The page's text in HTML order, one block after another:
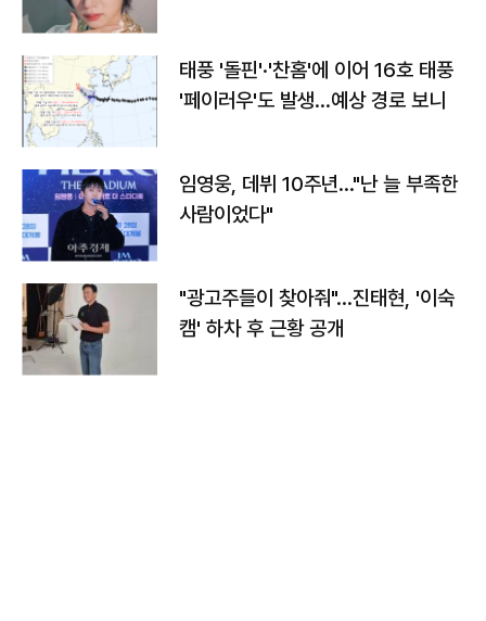
태풍 '돌핀'·'찬홈'에 이어 16호 태풍
'페이러우'도 발생…예상 경로 보니
임영웅, 데뷔 10주년…"난 늘 부족한
사람이었다"
"광고주들이 찾아줘"…진태현, '이숙
캠' 하차 후 근황 공개